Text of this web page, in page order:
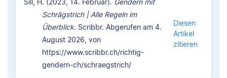
Sill, H. (2023, 14. Februar). Gendern mit
Schrägstrich | Alle Regeln im
Überblick. Scribbr. Abgerufen am 4.
August 2026, von
https://www.scribbr.ch/richtig-
gendern-ch/schraegstrich/
Diesen
Artikel
zitieren